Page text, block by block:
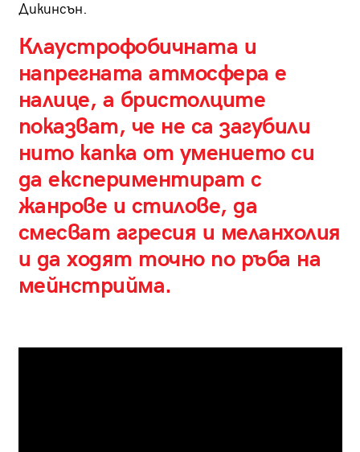
Дикинсън.
Клаустрофобичната и
напрегната атмосфера е
налице, а бристолците
показват, че не са загубили
нито капка от умението си
да експериментират с
жанрове и стилове, да
смесват агресия и меланхолия
и да ходят точно по ръба на
мейнстрийма.